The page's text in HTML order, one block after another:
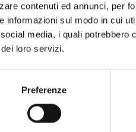
contenuti ed annunci, per
informazioni sul modo in cui
media, i quali
loro servizi.
Preferenze